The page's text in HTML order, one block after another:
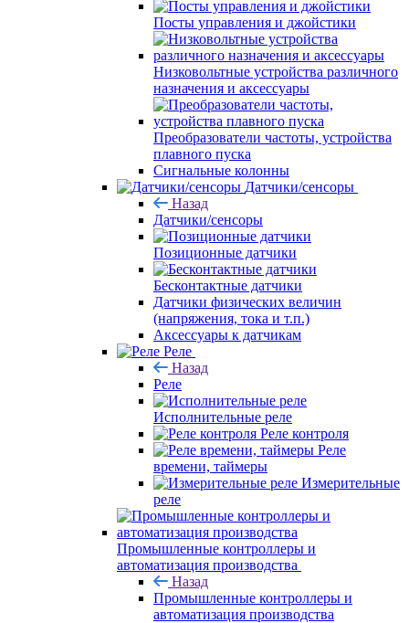
Посты управления и джойстики
Низковольтные устройства различного
назначения и аксессуары
Преобразователи частоты, устройства
плавного пуска
Сигнальные колонны
Датчики/сенсоры
Назад
Датчики/сенсоры
Позиционные датчики
Бесконтактные датчики
Датчики физических величин
(напряжения, тока и т.п.)
Аксессуары к датчикам
Реле
Назад
Реле
Исполнительные реле
Реле контроля
Реле
времени, таймеры
Измерительные
реле
Промышленные контроллеры и
автоматизация производства
Назад
Промышленные контроллеры и
автоматизация производства